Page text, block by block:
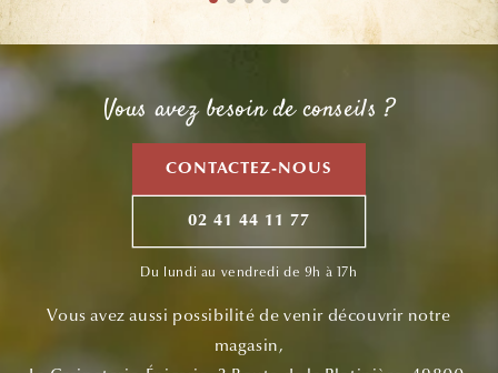
Vous avez besoin de conseils ?
CONTACTEZ-NOUS
02 41 44 11 77
Du lundi au vendredi de 9h à 17h
Vous avez aussi possibilité de venir découvrir notre
magasin,